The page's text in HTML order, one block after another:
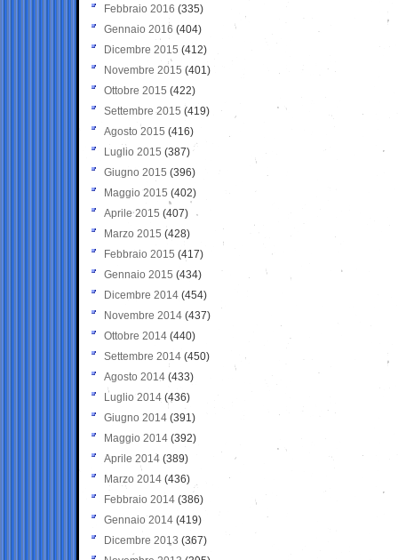
Febbraio 2016 (335)
Gennaio 2016 (404)
Dicembre 2015 (412)
Novembre 2015 (401)
Ottobre 2015 (422)
Settembre 2015 (419)
Agosto 2015 (416)
Luglio 2015 (387)
Giugno 2015 (396)
Maggio 2015 (402)
Aprile 2015 (407)
Marzo 2015 (428)
Febbraio 2015 (417)
Gennaio 2015 (434)
Dicembre 2014 (454)
Novembre 2014 (437)
Ottobre 2014 (440)
Settembre 2014 (450)
Agosto 2014 (433)
Luglio 2014 (436)
Giugno 2014 (391)
Maggio 2014 (392)
Aprile 2014 (389)
Marzo 2014 (436)
Febbraio 2014 (386)
Gennaio 2014 (419)
Dicembre 2013 (367)